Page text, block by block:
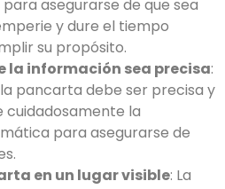
asegurarse de que sea
y dure el tiempo
su propósito.
la información sea precisa:
pancarta debe ser precisa y
cuidadosamente la
para asegurarse de
en un lugar visible: La